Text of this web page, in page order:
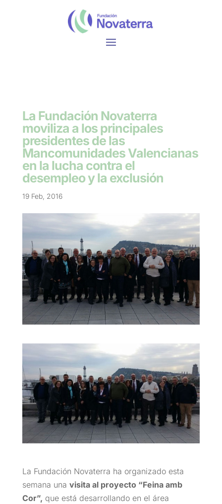
La Fundación Novaterra
moviliza a los principales
presidentes de las
Mancomunidades Valencianas
en la lucha contra el
desempleo y la exclusión
19 Feb, 2016
La Fundación Novaterra ha organizado esta
semana una visita al proyecto “Feina amb
Cor”, que está desarrollando en el área